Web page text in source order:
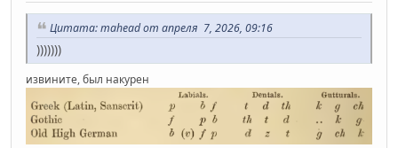
Цитата: mahead от апреля 7, 2026, 09:16
)))))))
извините, был накурен